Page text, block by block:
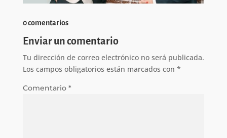
0 comentarios
Enviar un comentario
Tu dirección de correo electrónico no será publicada.
Los campos obligatorios están marcados con *
Comentario *